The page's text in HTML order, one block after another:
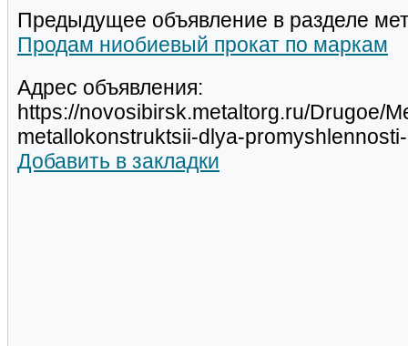
Предыдущее объявление в разделе
Продам ниобиевый прокат по маркам
Адрес объявления:
https://novosibirsk.metaltorg.ru/Drugoe/
metallokonstruktsii-dlya-
Добавить в закладки